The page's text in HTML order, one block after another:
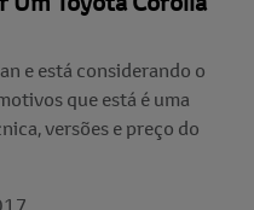
e está considerando o
que está é uma
versões e preço do